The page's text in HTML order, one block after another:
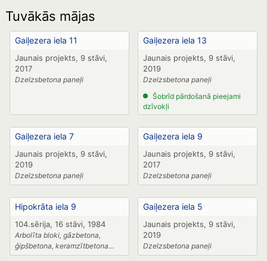
Tuvākās mājas
Gaiļezera iela 11
Jaunais projekts, 9 stāvi,
2017
Dzelzsbetona paneļi
Gaiļezera iela 13
Jaunais projekts, 9 stāvi,
2019
Dzelzsbetona paneļi
Šobrīd pārdošanā pieejami
dzīvokļi
Gaiļezera iela 7
Jaunais projekts, 9 stāvi,
2019
Dzelzsbetona paneļi
Gaiļezera iela 9
Jaunais projekts, 9 stāvi,
2017
Dzelzsbetona paneļi
Hipokrāta iela 9
104.sērija, 16 stāvi, 1984
Arbolīta bloki, gāzbetona,
ģipšbetona, keramzītbetona
paneļi
Gaiļezera iela 5
Jaunais projekts, 9 stāvi,
2019
Dzelzsbetona paneļi